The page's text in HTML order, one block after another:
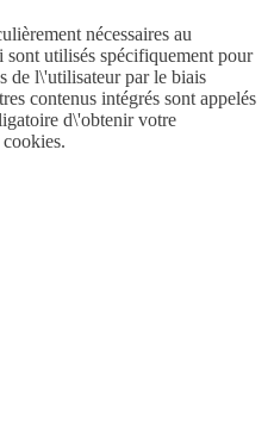
nécessaires au
utilisés spécifiquement pour
de l\'utilisateur par le biais
contenus intégrés sont appelés
d\'obtenir votre